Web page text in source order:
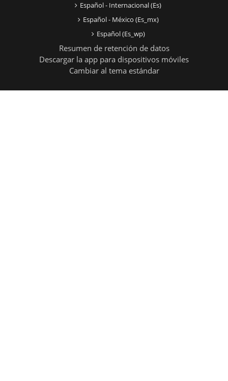
Español - Internacional ‎(es)‎
Español - México ‎(es_mx)‎
Español ‎(es_wp)‎
Resumen de retención de datos
Descargar la app para dispositivos móviles
Cambiar al tema estándar